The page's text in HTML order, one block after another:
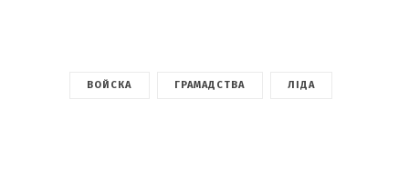
ВОЙСКА ГРАМАДСТВА ЛІДА